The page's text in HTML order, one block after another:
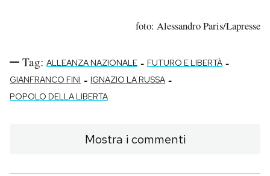
foto: Alessandro Paris/Lapresse
Tag: ALLEANZA NAZIONALE - FUTURO E LIBERTÀ -
GIANFRANCO FINI - IGNAZIO LA RUSSA -
POPOLO DELLA LIBERTA
Mostra i commenti